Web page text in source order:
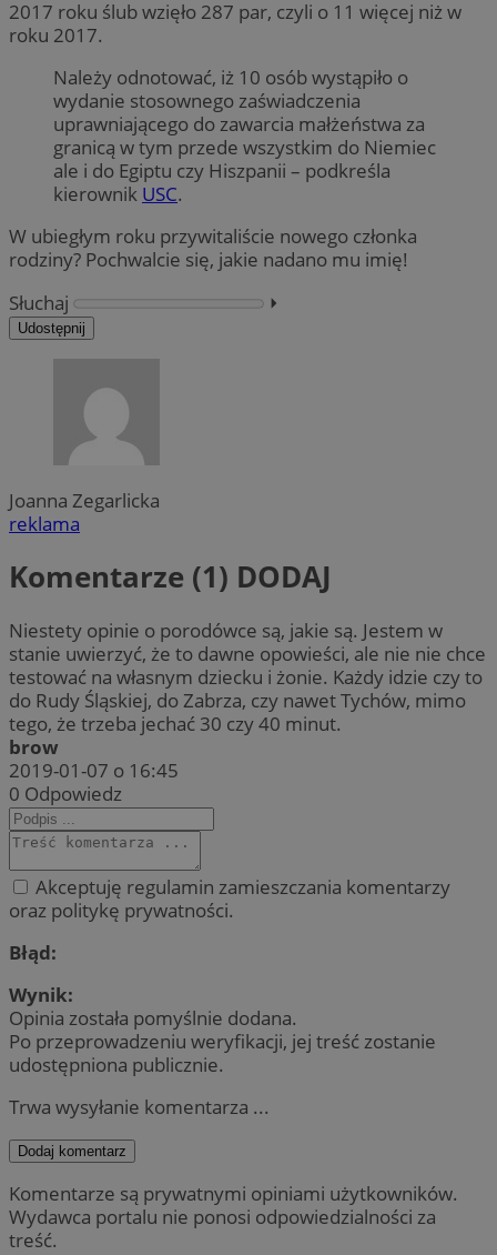
2017 roku ślub wzięło 287 par, czyli o 11 więcej niż w
roku 2017.
Należy odnotować, iż 10 osób wystąpiło o
wydanie stosownego zaświadczenia
uprawniającego do zawarcia małżeństwa za
granicą w tym przede wszystkim do Niemiec
ale i do Egiptu czy Hiszpanii – podkreśla
kierownik USC.
W ubiegłym roku przywitaliście nowego członka
rodziny? Pochwalcie się, jakie nadano mu imię!
Słuchaj
⏵︎
Udostępnij
Joanna Zegarlicka
reklama
Komentarze (1) DODAJ
Niestety opinie o porodówce są, jakie są. Jestem w
stanie uwierzyć, że to dawne opowieści, ale nie nie chce
testować na własnym dziecku i żonie. Każdy idzie czy to
do Rudy Śląskiej, do Zabrza, czy nawet Tychów, mimo
tego, że trzeba jechać 30 czy 40 minut.
brow
2019-01-07 o 16:45
0 Odpowiedz
Akceptuję regulamin zamieszczania komentarzy
oraz politykę prywatności.
Błąd:
Wynik:
Opinia została pomyślnie dodana.
Po przeprowadzeniu weryfikacji, jej treść zostanie
udostępniona publicznie.
Trwa wysyłanie komentarza ...
Dodaj komentarz
Komentarze są prywatnymi opiniami użytkowników.
Wydawca portalu nie ponosi odpowiedzialności za
treść.